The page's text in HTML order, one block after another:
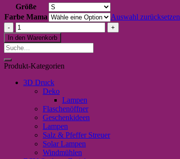
Größe
Farbe Mama
Auswahl zurücksetzen
weißes
T-
Shirt
„zauberhafte
Menge
In den Warenkorb
Suche
nach:
Produkt-Kategorien
3D Druck
Deko
Lampen
Flaschenöffner
Geschenkideen
Lampen
Salz & Pfeffer Streuer
Solar Lampen
Windmühlen